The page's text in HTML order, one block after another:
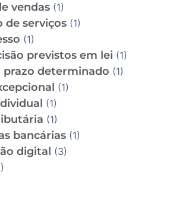
vendas (1)
de serviços (1)
(1)
previstos em lei (1)
prazo determinado (1)
(1)
(1)
(1)
bancárias (1)
digital (3)